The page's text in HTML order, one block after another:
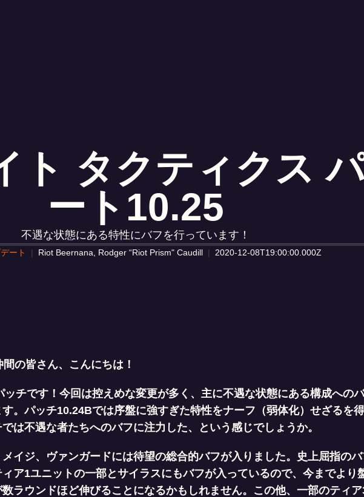
ト タクティクス
ート10.25
不遇な状態にある特性にバフを行っています！
ート Riot Beernana, Rodger “Riot Prism" Caudill 2020-12-08T19:00:00.000Z
の皆さん、こんにちは！
ッチです！今回は控えめな変更が多く、主に不遇な状態にある構成への
。パッチ10.24Bでは序盤に強すぎた特性をナーフ（弱体化）せざるを
は不遇な者たちへのバフに注力した、という感じでしょうか。
イジ、ヴァンガードには待望の総合的バフが入りました。史上屈指のバ
ア1ユニットの一部とサイラスにもバフが入っているので、今までより
ラウンドほど伸びることになるかもしれません。この他、一部のティ